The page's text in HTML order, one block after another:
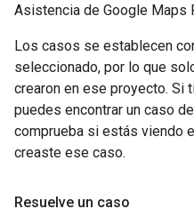
Asistencia de Google Maps
Los casos se establecen
seleccionado, por lo que
crearon en ese proyecto. Si
puedes encontrar un caso
comprueba si estás viendo
creaste ese caso.
Resuelve un caso